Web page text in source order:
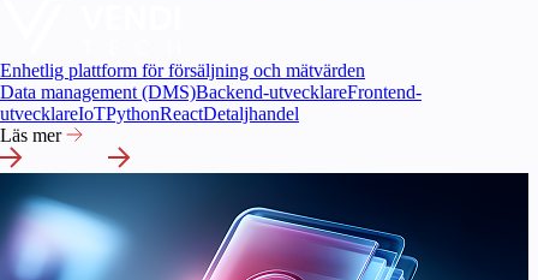
Enhetlig plattform för försäljning och mätvärden
Data management (DMS)Backend-utvecklareFrontend-
utvecklareIoTPythonReactDetaljhandel
Läs mer